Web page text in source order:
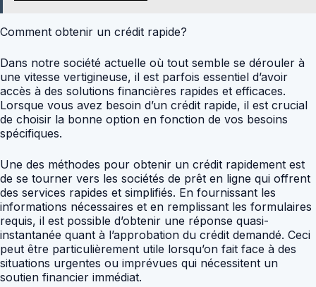
Comment obtenir un crédit rapide?
Dans notre société actuelle où tout semble se dérouler à
une vitesse vertigineuse, il est parfois essentiel d’avoir
accès à des solutions financières rapides et efficaces.
Lorsque vous avez besoin d’un crédit rapide, il est crucial
de choisir la bonne option en fonction de vos besoins
spécifiques.
Une des méthodes pour obtenir un crédit rapidement est
de se tourner vers les sociétés de prêt en ligne qui offrent
des services rapides et simplifiés. En fournissant les
informations nécessaires et en remplissant les formulaires
requis, il est possible d’obtenir une réponse quasi-
instantanée quant à l’approbation du crédit demandé. Ceci
peut être particulièrement utile lorsqu’on fait face à des
situations urgentes ou imprévues qui nécessitent un
soutien financier immédiat.